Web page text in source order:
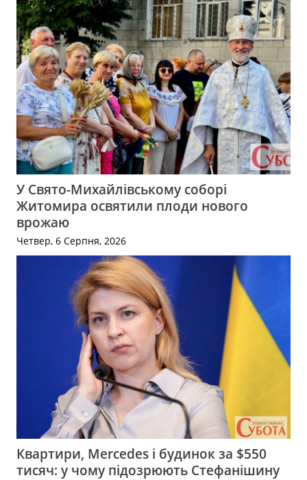
У Свято-Михайлівському соборі
Житомира освятили плоди нового
врожаю
Четвер, 6 Серпня, 2026
Квартири, Mercedes і будинок за $550
тисяч: у чому підозрюють Стефанішину